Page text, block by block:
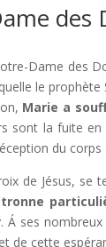
des
Dame des
le
Marie a
sont la fuite en
du corps
de Jésus, se
. Á ses
de cette